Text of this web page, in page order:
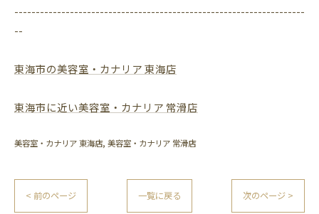
--------------------------------------------------------------------
--
東海市の美容室・カナリア 東海店
東海市に近い美容室・カナリア 常滑店
美容室・カナリア 東海店 美容室・カナリア 常滑店
< 前のページ 一覧に戻る 次のページ >